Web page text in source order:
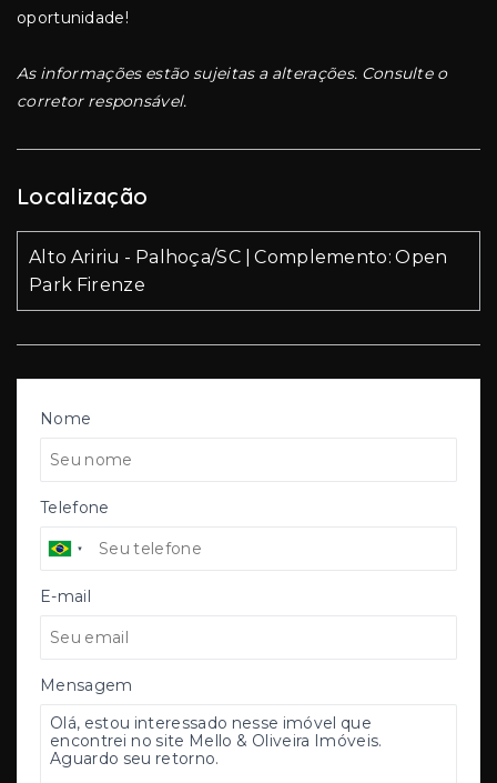
Nome
Telefone
E-mail
Mensagem
oportunidade!
As informações estão sujeitas a alterações. Consulte o
corretor responsável.
Localização
Alto Aririu - Palhoça/SC | Complemento: Open
Park Firenze